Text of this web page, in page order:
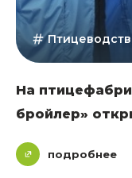
На
бройлер»
подробнее